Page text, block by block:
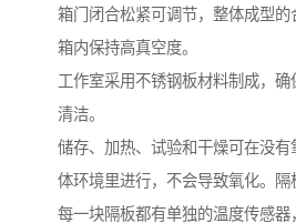
箱门闭合松紧可调节，整体成型
箱内保持高真空度。
工作室采用不锈钢板材料制成，
清洁。
储存、加热、试验和干燥可在没
体环境里进行，不会导致氧化。隔
每一块隔板都有单独的温度传感